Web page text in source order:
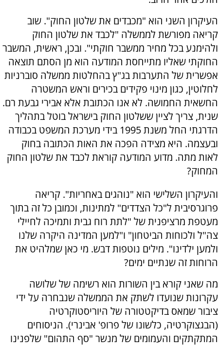
העיקרון השני הוא "מכבדים את שלטון החוק". שוב
קריאה מפורשת לממשלה "לכבד את שלטון החוק
ולהימנע בכל מחיר ממשבר חוקתי". ובכן, ראשית, המשבר
החוקתי שאליו מתייחסת המודעה הוא מן הסתם תוצאה
אפשרית של התערבות בג"ץ בהחלטות ממשלה סוברניות
לחלוטין, כגון מינוי פקידים בכירים וראש המשטרה
החשאית החמושה. לא אנו הכתובת אלא אבירי גבעת רם.
שנית, צריך לציין ששלטון החוק בישראל בוטל בתהליך
הדרגתי החל משנת 1995 בידי מערכת המשפט בכבודה
ובעצמה. היא מצידה הפכה את האות הכתובה בחוק
לאות מתה. מדוע המודעה קוראת לכבד את שלטון החוק
המחוק?
והעיקרון השלישי הוא "נוהגים באחריות". קריאה
פרוגרסיבית ל"כל הצדדים" למתינות, וכמובן כל זה בתוך
מעטפת מרציפנית של "לתת רוח גבית ותמיכה לחיילי
צה"ל ולכוחות הביטחון" ו"למען המדינה היקרה שלנו
ולמען ילדינו". מילים נוטפות דבש. מי כאן שמלהיט את
הרוחות זה שנתיים ימים?
מה שאני קורא בין השורות הוא רשימה של שלושה
עקרונות שנועדו לשתק את הממשלה שנבחרה על ידי
ציבור שמאס בדיקטטורה של היוריסטוקרטיה
(הבגצוקרטיה, כלשונו של פרופ' אבינרי). הניסוחים
המתקתקים והעמומים של מנשר "סף התהום" שלפנינו